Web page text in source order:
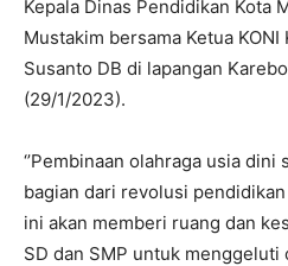
Kepala Dinas Pendidikan Kota
Mustakim bersama Ketua KONI
Susanto DB di lapangan
(29/1/2023).
‘’Pembinaan olahraga usia
bagian dari revolusi
ini akan memberi ruang dan
SD dan SMP untuk menggeluti